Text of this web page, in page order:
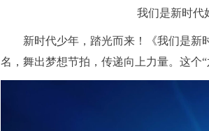
我们是新时代
新时代少年，踏光而来！《我们是新
名，舞出梦想节拍，传递向上力量。这个